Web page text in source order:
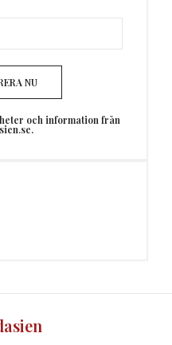
NU
och information från